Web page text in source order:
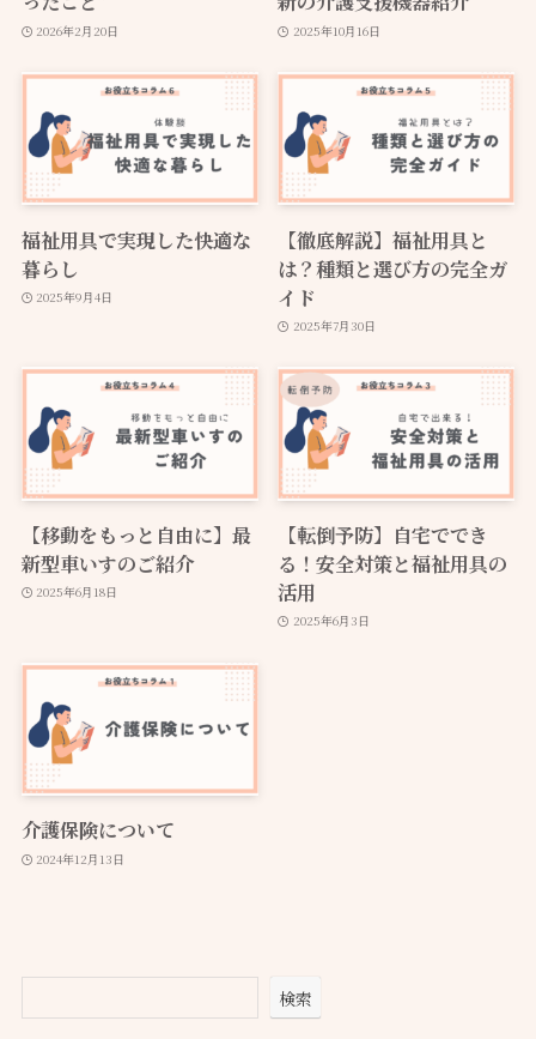
2026年2月20日 2025年10月16日
福祉用具で実現した快適な
暮らし
2025年9月4日
【徹底解説】福祉用具と
は？種類と選び方の完全ガ
イド
2025年7月30日
【移動をもっと自由に】最
新型車いすのご紹介
2025年6月18日
【転倒予防】自宅ででき
る！安全対策と福祉用具の
活用
2025年6月3日
介護保険について
2024年12月13日
検索